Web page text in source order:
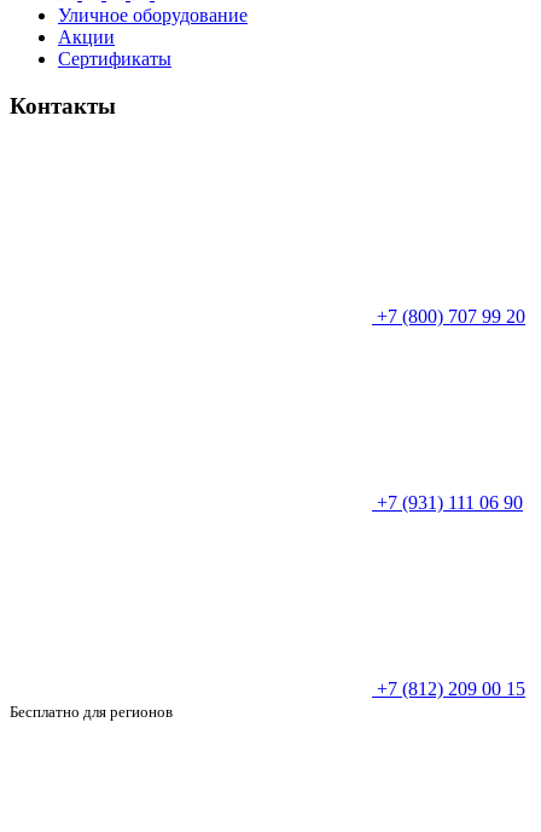
Уличное оборудование
Акции
Сертификаты
Контакты
+7 (800) 707 99 20
+7 (931) 111 06 90
+7 (812) 209 00 15
Бесплатно для регионов